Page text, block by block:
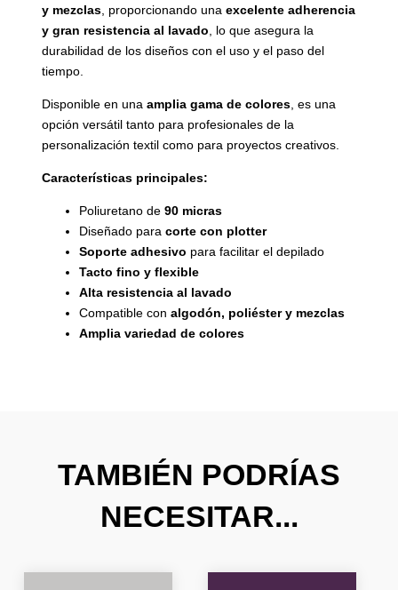
y mezclas, proporcionando una excelente adherencia
y gran resistencia al lavado, lo que asegura la
durabilidad de los diseños con el uso y el paso del
tiempo.
Disponible en una amplia gama de colores, es una
opción versátil tanto para profesionales de la
personalización textil como para proyectos creativos.
Características principales:
Poliuretano de 90 micras
Diseñado para corte con plotter
Soporte adhesivo para facilitar el depilado
Tacto fino y flexible
Alta resistencia al lavado
Compatible con algodón, poliéster y mezclas
Amplia variedad de colores
TAMBIÉN PODRÍAS
NECESITAR...